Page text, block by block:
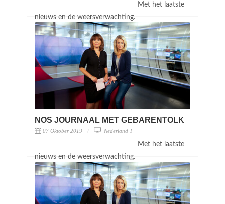
Met het laatste
nieuws en de weersverwachting.
NOS JOURNAAL MET GEBARENTOLK
07 Oktober 2019 Nederland 1
Met het laatste
nieuws en de weersverwachting.